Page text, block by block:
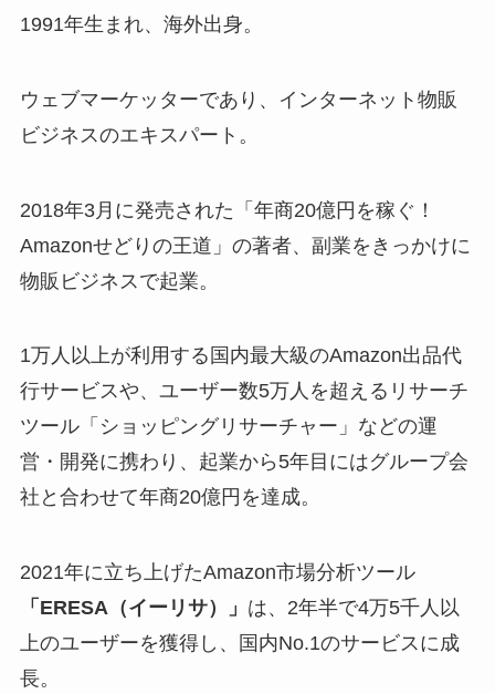
1991年生まれ、海外出身。
ウェブマーケッターであり、インターネット物販
ビジネスのエキスパート。
2018年3月に発売された「年商20億円を稼ぐ！
Amazonせどりの王道」の著者、副業をきっかけに
物販ビジネスで起業。
1万人以上が利用する国内最大級のAmazon出品代
行サービスや、ユーザー数5万人を超えるリサーチ
ツール「ショッピングリサーチャー」などの運
営・開発に携わり、起業から5年目にはグループ会
社と合わせて年商20億円を達成。
2021年に立ち上げたAmazon市場分析ツール
「ERESA（イーリサ）」 は、2年半で4万5千人以
上のユーザーを獲得し、国内No.1のサービスに成
長。